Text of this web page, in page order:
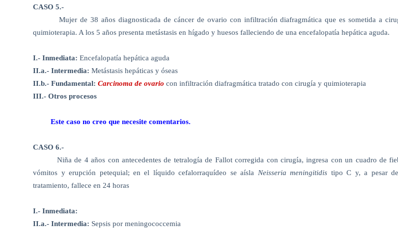
CASO 5.-
Mujer de 38 años diagnosticada de cáncer de ovario con infiltración diafragmática que es sometida a
quimioterapia. A los 5 años presenta metástasis en hígado y huesos falleciendo de una encefalopatía hepática aguda.
I.- Inmediata: Encefalopatía hepática aguda
II.a.- Intermedia: Metástasis hepáticas y óseas
II.b.- Fundamental: Carcinoma de ovario con infiltración diafragmática tratado con cirugía y quimioterapia
III.- Otros procesos
Este caso no creo que necesite comentarios.
CASO 6.-
Niña de 4 años con antecedentes de tetralogía de Fallot corregida con cirugía, ingresa con un cuadro de
vómitos y erupción petequial; en el líquido cefalorraquídeo se aísla Neisseria meningitidis tipo C y, a pesar
tratamiento, fallece en 24 horas
I.- Inmediata:
II.a.- Intermedia: Sepsis por meningococcemia